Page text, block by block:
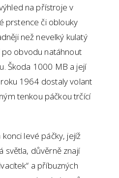
na přístroje v
prstence či oblouky
než nevelký kulatý
po obvodu natáhnout
Škoda 1000 MB a její
1964 dostaly volant
tenkou páčkou trčící
levé páčky, jejíž
světla, důvěrně znají
a příbuzných